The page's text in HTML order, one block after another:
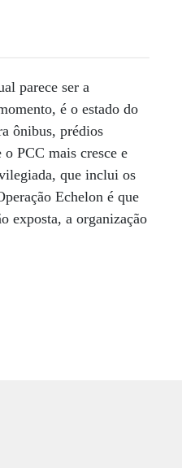
parece ser a
é o estado do
ônibus, prédios
PCC mais cresce e
que inclui os
Echelon é que
exposta, a organização